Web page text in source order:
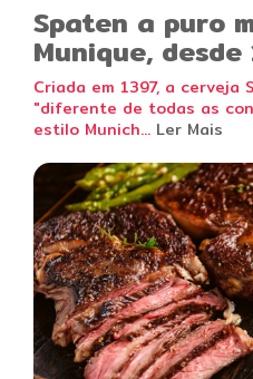
Spaten a puro
Munique, desde
Criada em 1397, a cerveja
"diferente de todas as
estilo Munich... Ler Mais